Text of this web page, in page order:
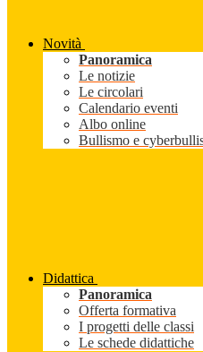
Novità
Panoramica
Le notizie
Le circolari
Calendario eventi
Albo online
Bullismo e
Didattica
Panoramica
Offerta formativa
I progetti delle classi
Le schede didattiche